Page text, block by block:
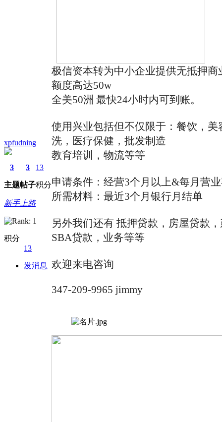
xpfudning
3
主题
3
帖子
13
积分
新手上路
积分
13
发消息
极信资本转为中小企业提供无抵押
额度高达50w
全美50洲 最快24小时内可到账。
使用兴业包括但不仅限于：餐饮，
洗，医疗保健，批发制造
教育培训，物流等等
申请条件：经营3个月以上&每月营
所需材料：最近3个月银行月结单
另外我们还有 抵押贷款，房屋贷款
SBA贷款，业务等等
欢迎来电咨询
347-209-9965 jimmy